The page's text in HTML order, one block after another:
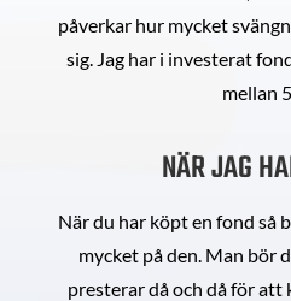
påverkar hur mycket
sig. Jag har i investerat
mellan
NÄR JAG
När du har köpt en fond så
mycket på den. Man bör
presterar då och då för